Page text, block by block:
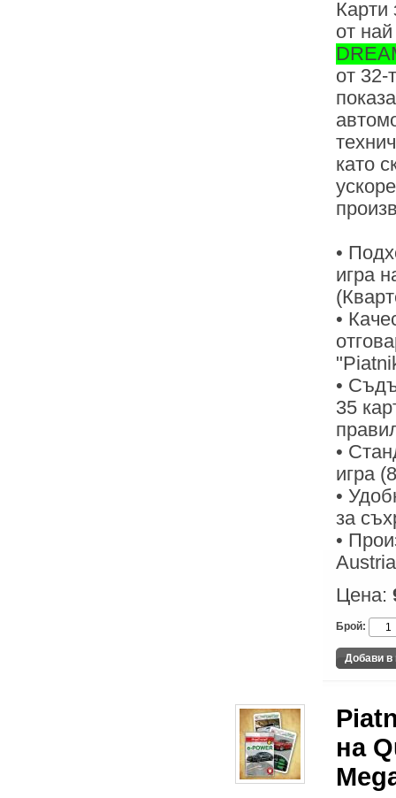
Карти
от
от 32-
като
•
игра
•
•
35
•
игра
•
за
•
Austria
Цена:
Брой:
на